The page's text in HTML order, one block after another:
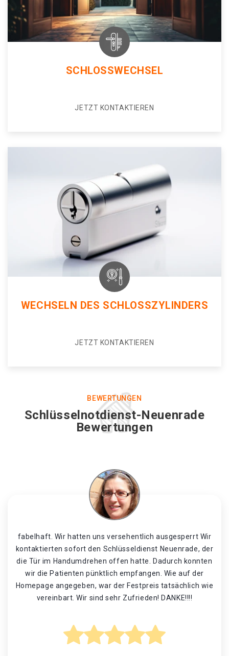
SCHLOSSWECHSEL
JETZT KONTAKTIEREN
WECHSELN DES SCHLOSSZYLINDERS
JETZT KONTAKTIEREN
BEWERTUNGEN
Schlüsselnotdienst-Neuenrade
Bewertungen
fabelhaft. Wir hatten uns versehentlich ausgesperrt Wir
kontaktierten sofort den Schlüsseldienst Neuenrade, der
die Tür im Handumdrehen offen hatte. Dadurch konnten
wir die Patienten pünktlich empfangen. Wie auf der
Homepage angegeben, war der Festpreis tatsächlich wie
vereinbart. Wir sind sehr Zufrieden! DANKE!!!!